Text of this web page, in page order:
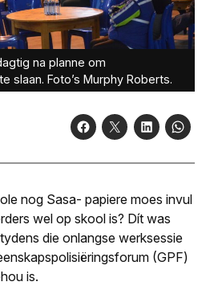
na planne om
slaan. Foto’s Murphy Roberts.
nog Sasa- papiere moes invul
wel op skool is? Dít was
die onlangse werksessie
(GPF)
is.